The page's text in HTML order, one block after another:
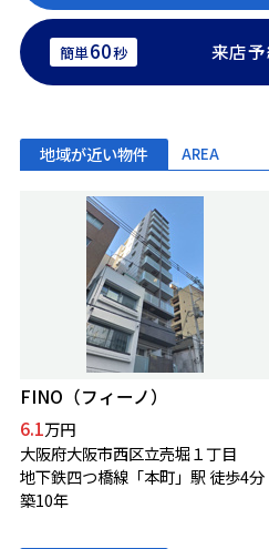
簡単60秒 来店
地域が近い物件 AREA
FINO（フィーノ）
6.1万円
大阪府大阪市西区立売堀１丁目
地下鉄四つ橋線「本町」駅 徒歩4分
築10年